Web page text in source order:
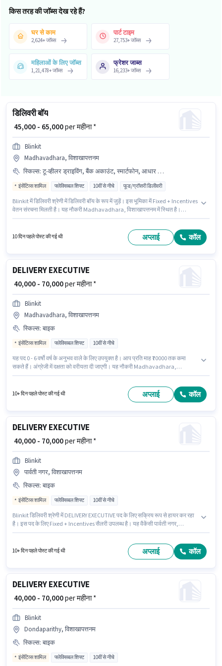
किस तरह की जॉब्स देख रहे हैं?
घर से काम
2,624+जॉब्स
पार्ट टाइम
27,753+जॉब्स
महिलाओं के लिए जॉब्स
1,21,478+जॉब्स
फ्रेशर जाब्स
16,233+जॉब्स
डिलिवरी बॉय
₹ 45,000 - 65,000per महीना *
Blinkit
Madhavadhara, विशाखापत्तनम
स्किल्स: टू-व्हीलर ड्राइविंग, बैंक अकाउंट, स्मार्टफोन, आधार कार्ड, बाइक, PAN कार्ड, नेविगेशन स्किल्स, एरिया नॉलेज
इंसेंटिव्स शामिल फ्लेक्सिबल शिफ्ट 10वीं से नीचे फूड/ग्रॉसरी डिलीवरी
Blinkit में डिलिवरी श्रेणी में डिलिवरी बॉय के रूप में जुड़ें। इस भूमिका में Fixed + Incentives
वेतन संरचना मिलती है। यह नौकरी Madhavadhara, विशाखापत्तनम में स्थित है।
के लिए महत्वपूर्ण दस्तावेज़ PAN कार्ड, आधार कार्ड, बैंक अकाउंट आवश्यक हैं।
10 दिन पहले पोस्ट की गई थी अप्लाई कॉल
DELIVERY EXECUTIVE
₹ 40,000 - 70,000per महीना *
Blinkit
Madhavadhara, विशाखापत्तनम
स्किल्स: बाइक
इंसेंटिव्स शामिल फ्लेक्सिबल शिफ्ट 10वीं से नीचे
यह पद 0 - 6 वर्षो वर्ष के अनुभव वाले के लिए उपयुक्त है। आप प्रति माह ₹70000 तक कमा
सकते हैं। अंग्रेजी में दक्षता को वरीयता दी जाएगी। यह नौकरी Madhavadhara,
पद के लिए Fixed + Incentives सैलरी उपलब्ध है।
10+ दिन पहले पोस्ट की गई थी अप्लाई कॉल
DELIVERY EXECUTIVE
₹ 40,000 - 70,000per महीना *
Blinkit
पार्वती नगर, विशाखापत्तनम
स्किल्स: बाइक
इंसेंटिव्स शामिल फ्लेक्सिबल शिफ्ट 10वीं से नीचे
Blinkit डिलिवरी श्रेणी में DELIVERY EXECUTIVE पद के लिए सक्रिय रूप से हायर कर रहा
है। इस पद के लिए Fixed + Incentives सैलरी उपलब्ध है। यह वैकेंसी पार्वती नगर,
उपलब्ध होना आवश्यक है।
10+ दिन पहले पोस्ट की गई थी अप्लाई कॉल
DELIVERY EXECUTIVE
₹ 40,000 - 70,000per महीना *
Blinkit
Dondaparithy, विशाखापत्तनम
स्किल्स: बाइक
इंसेंटिव्स शामिल फ्लेक्सिबल शिफ्ट 10वीं से नीचे